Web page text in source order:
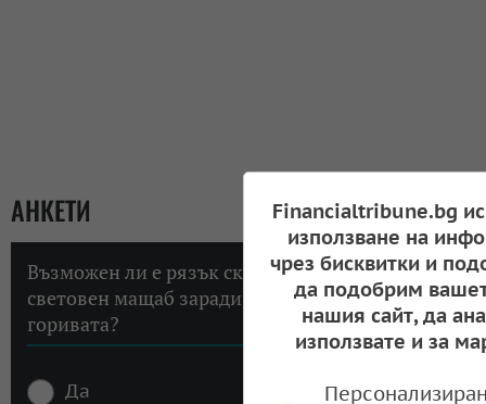
АНКЕТИ
Възможен ли е рязък скок на инфлацията в
световен мащаб заради високите цени на
горивата?
Да
Financialtribune.bg
използване на
чрез бисквитки и
да подобрим
нашия сайт, да
използвате и за